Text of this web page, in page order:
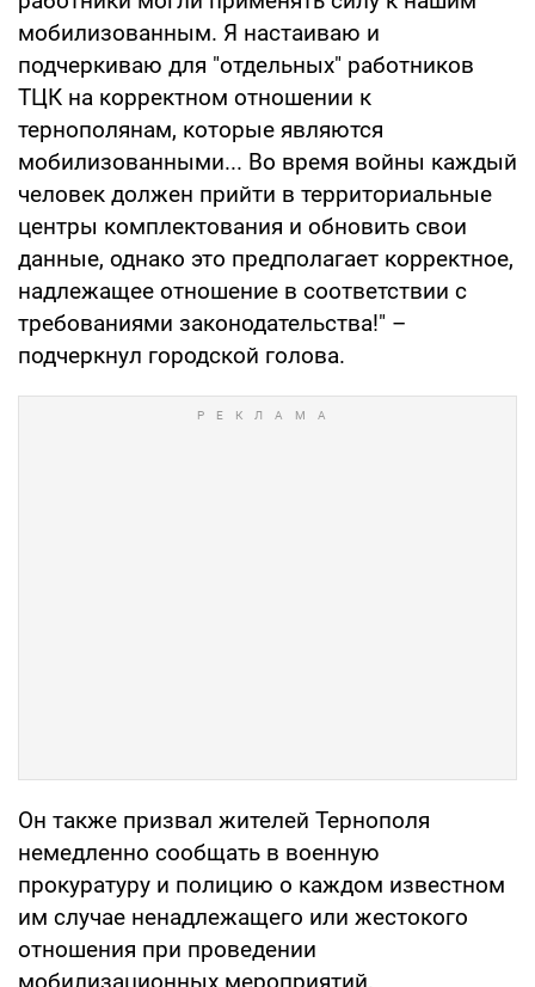
мобилизованным. Я настаиваю и
подчеркиваю для "отдельных" работников
ТЦК на корректном отношении к
тернополянам, которые являются
мобилизованными... Во время войны каждый
человек должен прийти в территориальные
центры комплектования и обновить свои
данные, однако это предполагает корректное,
надлежащее отношение в соответствии с
требованиями законодательства!" –
подчеркнул городской голова.
Он также призвал жителей Тернополя
немедленно сообщать в военную
прокуратуру и полицию о каждом известном
им случае ненадлежащего или жестокого
отношения при проведении
мобилизационных мероприятий.